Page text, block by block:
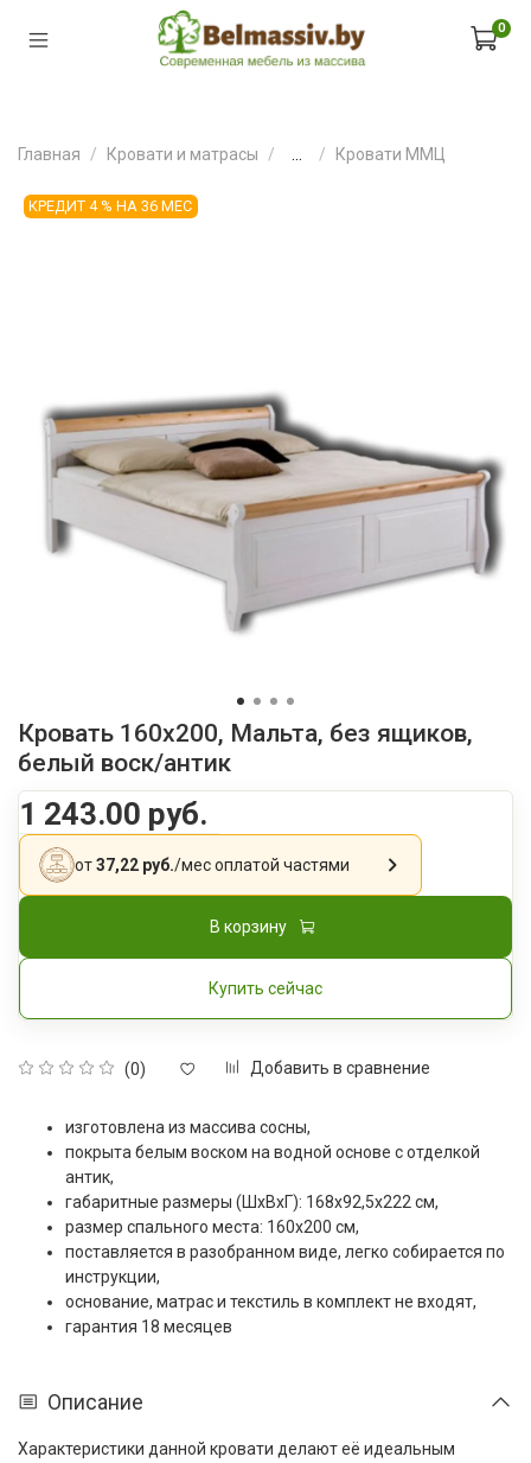
0
Главная Кровати и матрасы Кровати ММЦ
КРЕДИТ 4 % НА 36 МЕС
Кровать 160x200, Мальта, без ящиков,
белый воск/антик
(0) Добавить в сравнение
1 243.00 руб.
от37,22 руб./месоплатой частями
В корзину
Купить сейчас
изготовлена из массива сосны,
покрыта белым воском на водной основе с отделкой
антик,
габаритные размеры (ШxВxГ): 168x92,5x222 см,
размер спального места: 160x200 см,
поставляется в разобранном виде, легко собирается по
инструкции,
основание, матрас и текстиль в комплект не входят,
гарантия 18 месяцев
Описание
Характеристики данной кровати делают её идеальным